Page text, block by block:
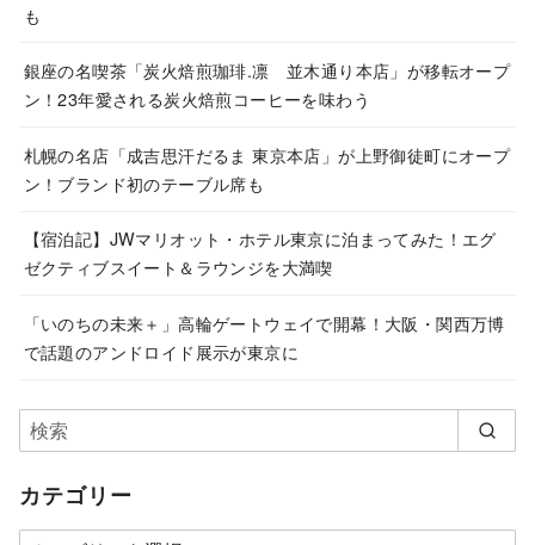
も
銀座の名喫茶「炭火焙煎珈琲.凛 並木通り本店」が移転オープ
ン！23年愛される炭火焙煎コーヒーを味わう
札幌の名店「成吉思汗だるま 東京本店」が上野御徒町にオープ
ン！ブランド初のテーブル席も
【宿泊記】JWマリオット・ホテル東京に泊まってみた！エグ
ゼクティブスイート＆ラウンジを大満喫
「いのちの未来＋」高輪ゲートウェイで開幕！大阪・関西万博
で話題のアンドロイド展示が東京に
カテゴリー